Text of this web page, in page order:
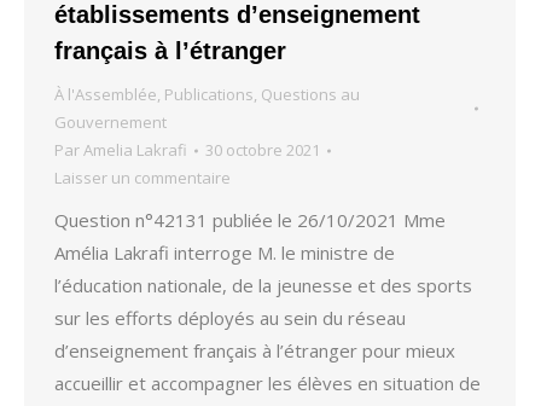
établissements d’enseignement
français à l’étranger
À l'Assemblée, Publications, Questions au
Gouvernement
ParAmelia Lakrafi
30 octobre 2021
Laisser un commentaire
Question n°42131 publiée le 26/10/2021 Mme
Amélia Lakrafi interroge M. le ministre de
l’éducation nationale, de la jeunesse et des sports
sur les efforts déployés au sein du réseau
d’enseignement français à l’étranger pour mieux
accueillir et accompagner les élèves en situation de